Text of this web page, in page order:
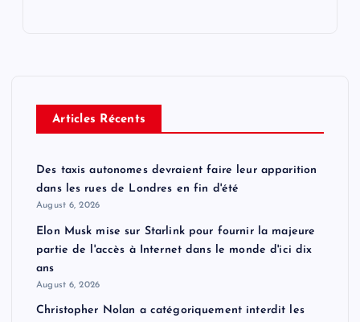
Articles Récents
Des taxis autonomes devraient faire leur apparition
dans les rues de Londres en fin d'été
August 6, 2026
Elon Musk mise sur Starlink pour fournir la majeure
partie de l'accès à Internet dans le monde d'ici dix
ans
August 6, 2026
Christopher Nolan a catégoriquement interdit les